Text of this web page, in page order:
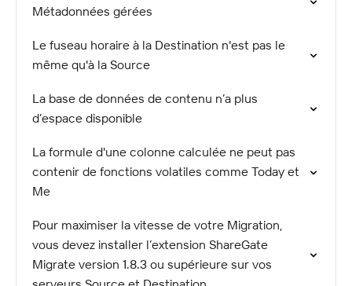
Métadonnées gérées
Le fuseau horaire à la Destination n'est pas le
même qu'à la Source
La base de données de contenu n’a plus
d’espace disponible
La formule d'une colonne calculée ne peut pas
contenir de fonctions volatiles comme Today et
Me
Pour maximiser la vitesse de votre Migration,
vous devez installer l’extension ShareGate
Migrate version 1.8.3 ou supérieure sur vos